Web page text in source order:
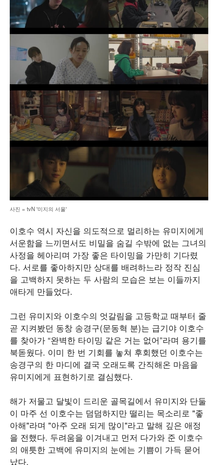
사진 = tvN '미지의 서울'
이호수 역시 자신을 의도적으로 멀리하는 유미지에게
서운함을 느끼면서도 비밀을 숨길 수밖에 없는 그녀의
사정을 헤아리며 가장 좋은 타이밍을 가만히 기다렸
다. 서로를 좋아하지만 상대를 배려하느라 정작 진심
을 고백하지 못하는 두 사람의 모습은 보는 이들까지
애타게 만들었다.
그런 유미지와 이호수의 엇갈림을 고등학교 때부터 줄
곧 지켜봤던 동창 송경구(문동혁 분)는 급기야 이호수
를 찾아가 “완벽한 타이밍 같은 거는 없어”라며 용기를
북돋웠다. 이미 한 번 기회를 놓쳐 후회했던 이호수는
송경구의 한 마디에 결국 오래도록 간직해온 마음을
유미지에게 표현하기로 결심했다.
해가 저물고 달빛이 드리운 골목길에서 유미지와 단둘
이 마주 선 이호수는 덤덤하지만 떨리는 목소리로 "좋
아해"라며 "아주 오래 되게 많이"라고 말해 깊은 애정
을 전했다. 두려움을 이겨내고 먼저 다가와 준 이호수
의 애틋한 고백에 유미지의 눈에는 기쁨이 가득 묻어
났다.